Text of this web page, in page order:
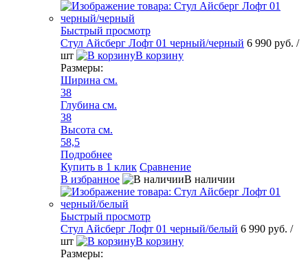
Быстрый просмотр
Стул Айсберг Лофт 01 черный/черный 6 990 руб. /
шт
В корзину
Размеры:
Ширина см.
38
Глубина см.
38
Высота см.
58,5
Подробнее
Купить в 1 клик Сравнение
В избранное
В наличии
Быстрый просмотр
Стул Айсберг Лофт 01 черный/белый 6 990 руб. /
шт
В корзину
Размеры: